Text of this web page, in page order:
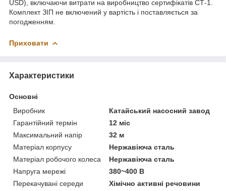
USD), включаючи витрати на виробництво сертифікатів СТ-1.
Комплект ЗІП не включений у вартість і поставляється за
погодженням.
Приховати
Характеристики
Основні
Виробник
Катайський насосний завод
Гарантійний термін
12 міс
Максимальний напір
32 м
Матеріал корпусу
Нержавіюча сталь
Матеріал робочого колеса
Нержавіюча сталь
Напруга мережі
380~400 В
Перекачувані середи
Хімічно активні речовини